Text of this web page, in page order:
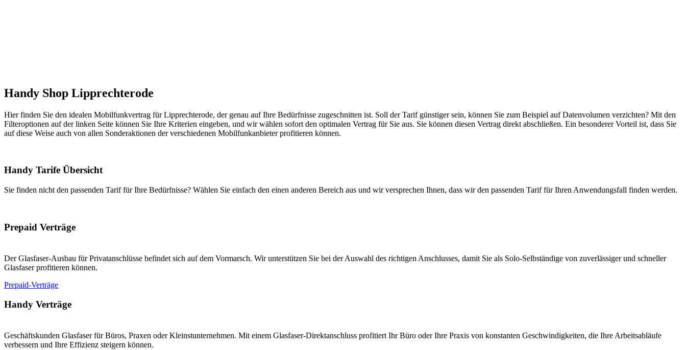
Handy Shop Lipprechterode
Hier finden Sie den idealen Mobilfunkvertrag für Lipprechterode, der genau auf Ihre Bedürfnisse zugeschnitten ist. Soll der Tarif günstiger sein, können Sie zum Beispiel auf Datenvolumen verzichten? Mit den
Filteroptionen auf der linken Seite können Sie Ihre Kriterien eingeben, und wir wählen sofort den optimalen Vertrag für Sie aus. Sie können diesen Vertrag direkt abschließen. Ein besonderer Vorteil ist, dass Sie
auf diese Weise auch von allen Sonderaktionen der verschiedenen Mobilfunkanbieter profitieren können.
Handy Tarife Übersicht
Sie finden nicht den passenden Tarif für Ihre Bedürfnisse? Wählen Sie einfach den einen anderen Bereich aus und wir versprechen Ihnen, dass wir den passenden Tarif für Ihren Anwendungsfall finden werden.
Prepaid Verträge
Der Glasfaser-Ausbau für Privatanschlüsse befindet sich auf dem Vormarsch. Wir unterstützen Sie bei der Auswahl des richtigen Anschlusses, damit Sie als Solo-Selbständige von zuverlässiger und schneller
Glasfaser profitieren können.
Prepaid-Verträge
Handy Verträge
Geschäftskunden Glasfaser für Büros, Praxen oder Kleinstunternehmen. Mit einem Glasfaser-Direktanschluss profitiert Ihr Büro oder Ihre Praxis von konstanten Geschwindigkeiten, die Ihre Arbeitsabläufe
verbessern und Ihre Effizienz steigern können.